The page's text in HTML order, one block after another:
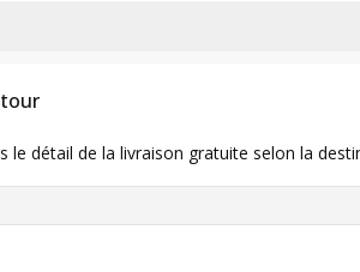
le détail de la livraison gratuite selon la